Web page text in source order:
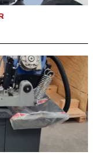
× 1560 mm